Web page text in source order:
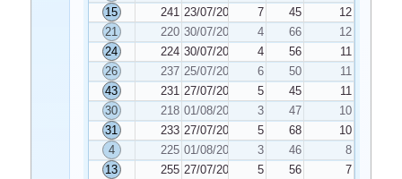
15
241 23/07/2022 7 45
12
21
220 30/07/2022 4 66
12
24
224 30/07/2022 4 56
11
26
237 25/07/2022 6 50
11
43
231 27/07/2022 5 45
11
30
218 01/08/2022 3 47
10
31
233 27/07/2022 5 68
10
4
225 01/08/2022 3 46
8
13
255 27/07/2022 5 56
7